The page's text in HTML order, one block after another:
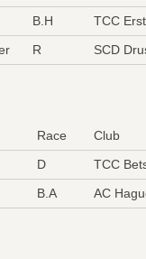
B.H
TCC
R SCD
Race
Club
D
TCC
B.A AC